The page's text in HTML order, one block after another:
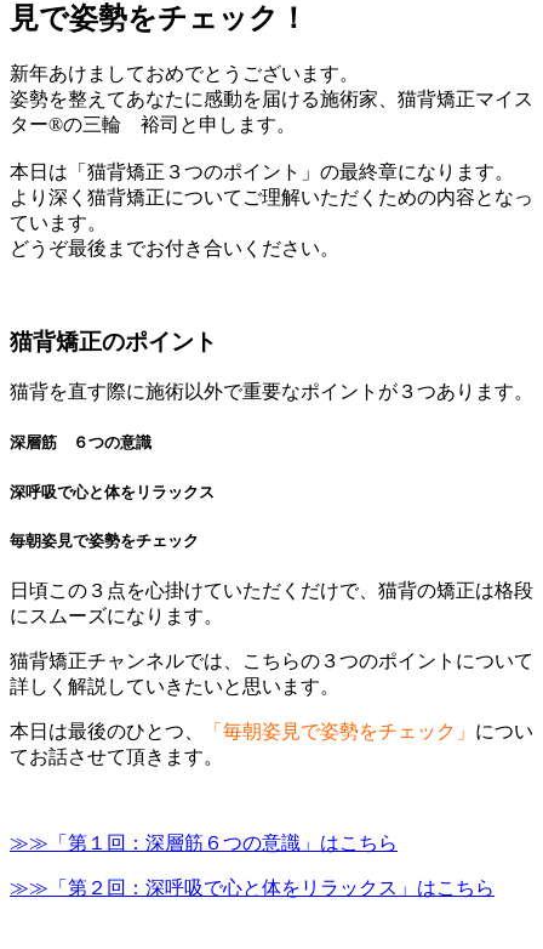
見で姿勢をチェック！
新年あけましておめでとうございます。
姿勢を整えてあなたに感動を届ける施術家、猫背矯正マイス
ター®の三輪 裕司と申します。
本日は「猫背矯正３つのポイント」の最終章になります。
より深く猫背矯正についてご理解いただくための内容となっ
ています。
どうぞ最後までお付き合いください。
猫背矯正のポイント
猫背を直す際に施術以外で重要なポイントが３つあります。
深層筋 ６つの意識
深呼吸で心と体をリラックス
毎朝姿見で姿勢をチェック
日頃この３点を心掛けていただくだけで、猫背の矯正は格段
にスムーズになります。
猫背矯正チャンネルでは、こちらの３つのポイントについて
詳しく解説していきたいと思います。
本日は最後のひとつ、 「毎朝姿見で姿勢をチェック」 につい
てお話させて頂きます。
≫≫「第１回：深層筋６つの意識」はこちら
≫≫「第２回：深呼吸で心と体をリラックス」はこちら